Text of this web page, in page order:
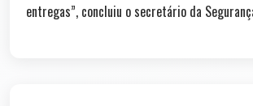
entregas”, concluiu o secretário da